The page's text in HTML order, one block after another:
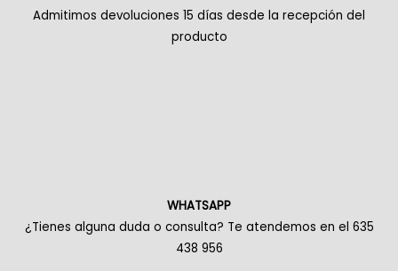
Admitimos devoluciones 15 días desde la recepción del
producto
WHATSAPP
¿Tienes alguna duda o consulta? Te atendemos en el 635
438 956